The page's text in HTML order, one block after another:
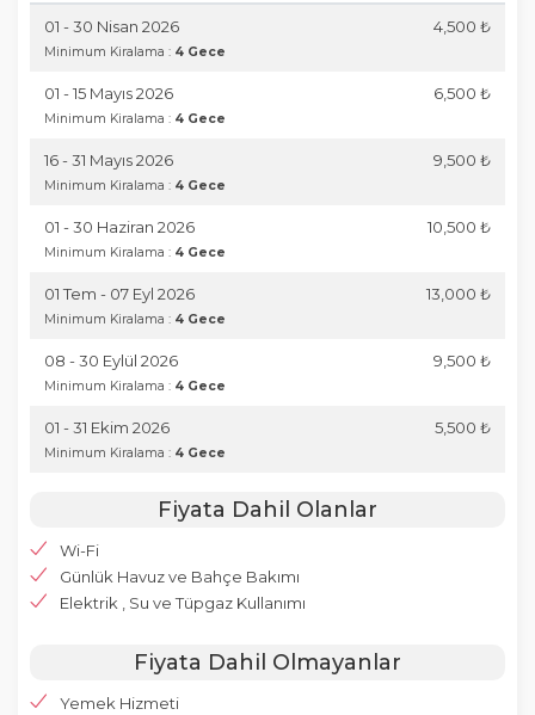
01 - 30 Nisan 2026
Minimum Kiralama : 4 Gece
4,500 ₺
01 - 15 Mayıs 2026
Minimum Kiralama : 4 Gece
6,500 ₺
16 - 31 Mayıs 2026
Minimum Kiralama : 4 Gece
9,500 ₺
01 - 30 Haziran 2026
Minimum Kiralama : 4 Gece
10,500 ₺
01 Tem - 07 Eyl 2026
Minimum Kiralama : 4 Gece
13,000 ₺
08 - 30 Eylül 2026
Minimum Kiralama : 4 Gece
9,500 ₺
01 - 31 Ekim 2026
Minimum Kiralama : 4 Gece
5,500 ₺
Fiyata Dahil Olanlar
Wi-Fi
Günlük Havuz ve Bahçe Bakımı
Elektrik , Su ve Tüpgaz Kullanımı
Fiyata Dahil Olmayanlar
Yemek Hizmeti